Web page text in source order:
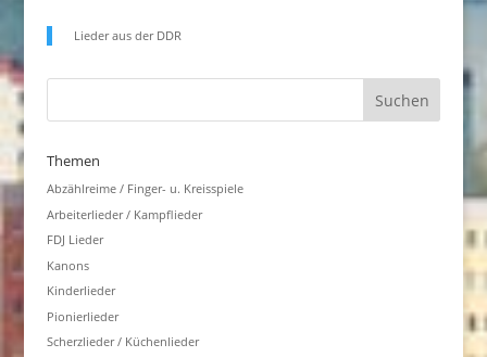
Lieder aus der DDR
Themen
Abzählreime / Finger- u. Kreisspiele
Arbeiterlieder / Kampflieder
FDJ Lieder
Kanons
Kinderlieder
Pionierlieder
Scherzlieder / Küchenlieder